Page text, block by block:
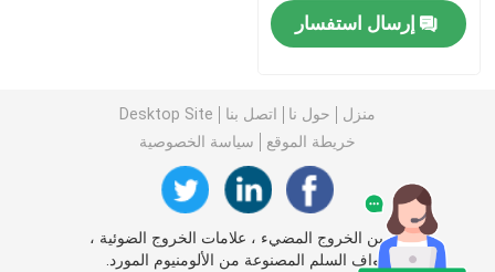
علامات مسار الخروج المضيء
قطاع فوتولومينيسسينت
شرائط درابزين فوتولومينيسسينت
منتجات السلامة الضوئية
إرسال استفسار
منزل حول نا اتصل بنا
Desktop Site
خريطة الموقع
سياسة الخصوصية
الصين الخروج المضيء ، علامات الخروج الضوئية ،
حواف السلم المصنوعة من الألومنيوم المورد.